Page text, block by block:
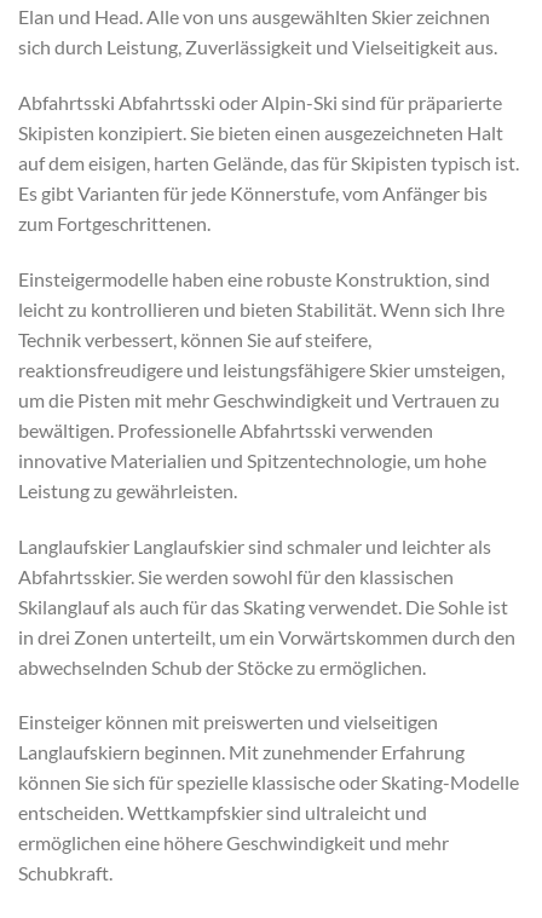
Elan und Head. Alle von uns ausgewählten Skier zeichnen
sich durch Leistung, Zuverlässigkeit und Vielseitigkeit aus.
Abfahrtsski Abfahrtsski oder Alpin-Ski sind für präparierte
Skipisten konzipiert. Sie bieten einen ausgezeichneten Halt
auf dem eisigen, harten Gelände, das für Skipisten typisch ist.
Es gibt Varianten für jede Könnerstufe, vom Anfänger bis
zum Fortgeschrittenen.
Einsteigermodelle haben eine robuste Konstruktion, sind
leicht zu kontrollieren und bieten Stabilität. Wenn sich Ihre
Technik verbessert, können Sie auf steifere,
reaktionsfreudigere und leistungsfähigere Skier umsteigen,
um die Pisten mit mehr Geschwindigkeit und Vertrauen zu
bewältigen. Professionelle Abfahrtsski verwenden
innovative Materialien und Spitzentechnologie, um hohe
Leistung zu gewährleisten.
Langlaufskier Langlaufskier sind schmaler und leichter als
Abfahrtsskier. Sie werden sowohl für den klassischen
Skilanglauf als auch für das Skating verwendet. Die Sohle ist
in drei Zonen unterteilt, um ein Vorwärtskommen durch den
abwechselnden Schub der Stöcke zu ermöglichen.
Einsteiger können mit preiswerten und vielseitigen
Langlaufskiern beginnen. Mit zunehmender Erfahrung
können Sie sich für spezielle klassische oder Skating-Modelle
entscheiden. Wettkampfskier sind ultraleicht und
ermöglichen eine höhere Geschwindigkeit und mehr
Schubkraft.